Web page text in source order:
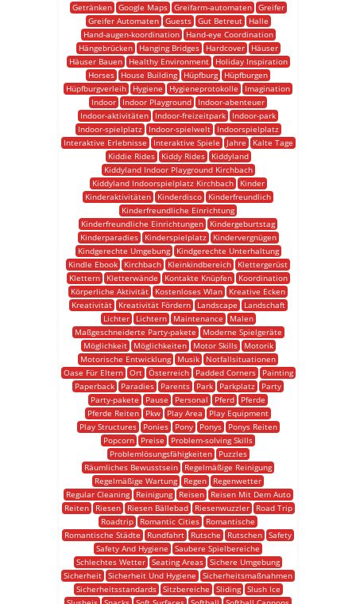
Getränken
Google Maps Greifarm-automaten
Greifer
Greifer Automaten
Guests Gut Betreut
Halle
Hand-augen-koordination
Hand-eye Coordination
Hängebrücken
Hanging Bridges Hardcover
Häuser
Häuser Bauen
Healthy Environment
Holiday Inspiration
Horses
House Building Hüpfburg
Hüpfburgen
Hüpfburgverleih
Hygiene Hygieneprotokolle
Imagination
Indoor
Indoor Playground
Indoor-abenteuer
Indoor-aktivitäten
Indoor-freizeitpark
Indoor-park
Indoor-spielplatz
Indoor-spielwelt
Indoorspielplatz
Interaktive Erlebnisse
Interaktive Spiele Jahre
Kalte Tage
Kiddie Rides
Kiddy Rides
Kiddyland
Kiddyland Indoor Playground Kirchbach
Kiddyland Indoorspielplatz Kirchbach
Kinder
Kinderaktivitäten
Kinderdisco
Kinderfreundlich
Kinderfreundliche Einrichtung
Kinderfreundliche Einrichtungen
Kindergeburtstag
Kinderparadies
Kinderspielplatz
Kindervergnügen
Kindgerechte Umgebung
Kindgerechte Unterhaltung
Kindle Ebook
Kirchbach Kleinkindbereich
Klettergerüst
Klettern
Kletterwände Kontakte Knüpfen
Koordination
Körperliche Aktivität
Kostenloses Wlan
Kreative Ecken
Kreativität
Kreativität Fördern Landscape
Landschaft
Lichter
Lichtern Maintenance
Malen
Maßgeschneiderte Party-pakete
Moderne Spielgeräte
Möglichkeit
Möglichkeiten Motor Skills
Motorik
Motorische Entwicklung
Musik
Notfallsituationen
Oase Für Eltern
Ort Österreich Padded Corners
Painting
Paperback
Paradies Parents Park Parkplatz
Party
Party-pakete
Pause Personal Pferd
Pferde
Pferde Reiten
Pkw Play Area
Play Equipment
Play Structures
Ponies Pony Ponys
Ponys Reiten
Popcorn
Preise
Problem-solving Skills
Problemlösungsfähigkeiten
Puzzles
Räumliches Bewusstsein
Regelmäßige Reinigung
Regelmäßige Wartung
Regen
Regenwetter
Regular Cleaning
Reinigung Reisen
Reisen Mit Dem Auto
Reiten
Riesen Riesen Bällebad Riesenwuzzler
Road Trip
Roadtrip
Romantic Cities
Romantische
Romantische Städte
Rundfahrt Rutsche Rutschen Safety
Safety And Hygiene
Saubere Spielbereiche
Schlechtes Wetter Seating Areas Sichere Umgebung
Sicherheit Sicherheit Und Hygiene
Sicherheitsmaßnahmen
Sicherheitsstandards
Sitzbereiche Sliding
Slush Ice